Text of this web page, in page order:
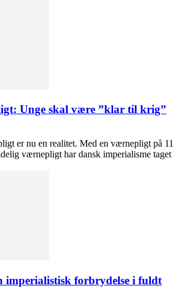
Unge skal være ”klar til krig”
er nu en realitet. Med en værnepligt på 11
værnepligt har dansk imperialisme taget
imperialistisk forbrydelse i fuldt